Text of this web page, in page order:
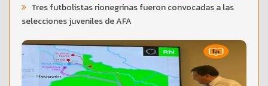
Tres futbolistas rionegrinas fueron convocadas a las
selecciones juveniles de AFA